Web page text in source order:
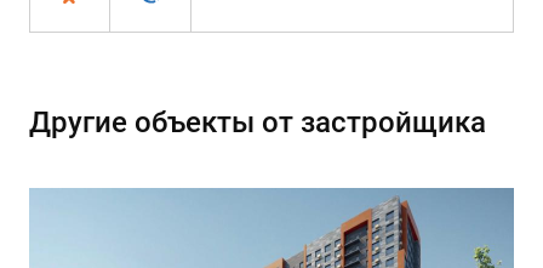
Другие объекты от застройщика